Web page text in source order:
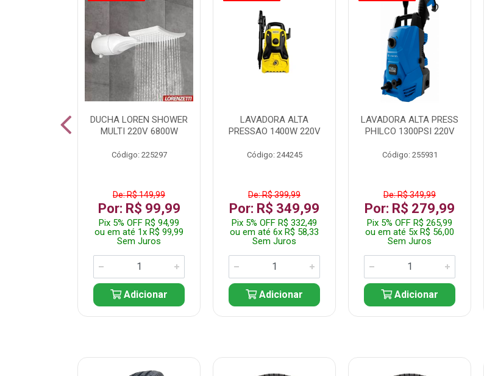
DUCHA LOREN SHOWER
MULTI 220V 6800W
Código: 225297
De: R$ 149,99
Por: R$ 99,99
Pix 5% OFF R$ 94,99
ou em até 1x R$ 99,99
Sem Juros
Adicionar
LAVADORA ALTA
PRESSAO 1400W 220V
Código: 244245
De: R$ 399,99
Por: R$ 349,99
Pix 5% OFF R$ 332,49
ou em até 6x R$ 58,33
Sem Juros
Adicionar
LAVADORA ALTA PRESS
PHILCO 1300PSI 220V
Código: 255931
De: R$ 349,99
Por: R$ 279,99
Pix 5% OFF R$ 265,99
ou em até 5x R$ 56,00
Sem Juros
Adicionar